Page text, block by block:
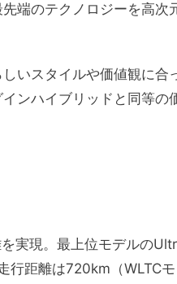
端のテクノロジーを高次
いスタイルや価値観に合
ンハイブリッドと同等の
実現。最上位モデルの
行距離は720km（WLTCモ